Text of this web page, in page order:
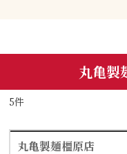
丸亀製
5件
丸亀製麺橿原店